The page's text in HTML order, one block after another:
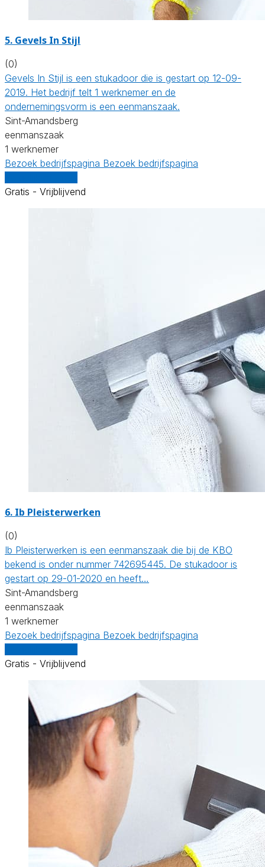
5. Gevels In Stijl
(0)
Gevels In Stijl is een stukadoor die is gestart op 12-09-
2019. Het bedrijf telt 1 werknemer en de
ondernemingsvorm is een eenmanszaak.
Sint-Amandsberg
eenmanszaak
1 werknemer
Bezoek bedrijfspagina Bezoek bedrijfspagina
Gratis - Vrijblijvend
6. Ib Pleisterwerken
(0)
Ib Pleisterwerken is een eenmanszaak die bij de KBO
bekend is onder nummer 742695445. De stukadoor is
gestart op 29-01-2020 en heeft…
Sint-Amandsberg
eenmanszaak
1 werknemer
Bezoek bedrijfspagina Bezoek bedrijfspagina
Gratis - Vrijblijvend